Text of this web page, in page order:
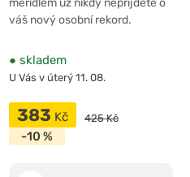
měřidlem už nikdy nepřijdete o
váš nový osobní rekord.
● skladem
U Vás v úterý 11. 08.
383 Kč 425 Kč
-10 %